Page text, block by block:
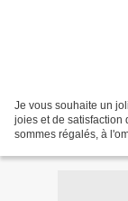
Je vous souhaite un
joies et de satisfaction
sommes régalés, à